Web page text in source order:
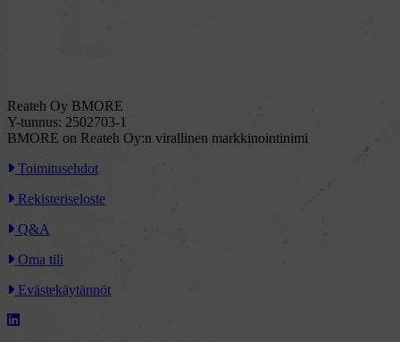
Reateh Oy BMORE
Y-tunnus: 2502703-1
BMORE on Reateh Oy:n virallinen markkinointinimi
Toimitusehdot
Rekisteriseloste
Q&A
Oma tili
Evästekäytännöt